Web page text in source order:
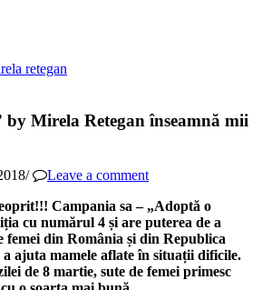
by Mirela Retegan înseamnă mii
/
Leave a comment
Campania sa – „Adoptă o
cu numărul 4 și are puterea de a
femei din România și din Republica
ajuta mamele aflate în situații dificile.
de 8 martie, sute de femei primesc